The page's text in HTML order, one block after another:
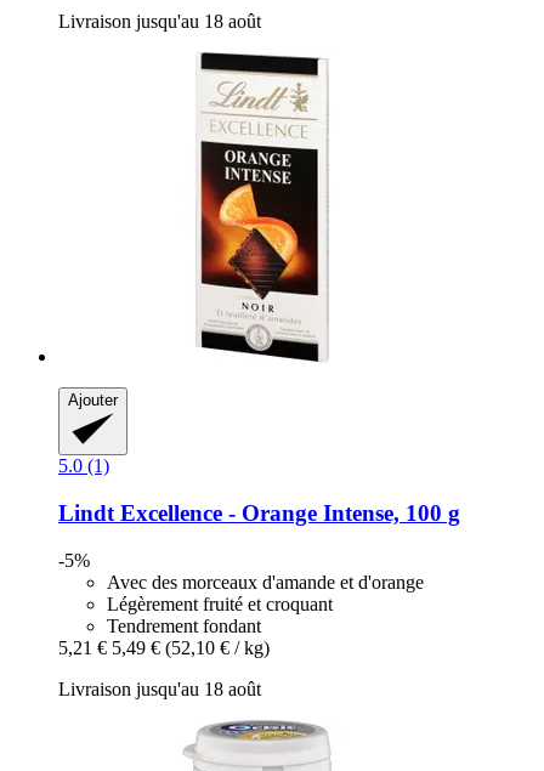
Livraison jusqu'au 18 août
Ajouter
5.0 (1)
Lindt Excellence -​ Orange Intense, 100 g
-5%
Avec des morceaux d'amande et d'orange
Légèrement fruité et croquant
Tendrement fondant
5,21 € 5,49 € (52,10 € / kg)
Livraison jusqu'au 18 août